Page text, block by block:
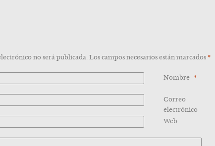
no será publicada. Los campos necesarios están marcados *
Nombre *
Correo
electrónico
Web